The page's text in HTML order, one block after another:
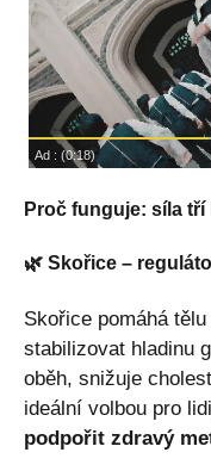
Proč funguje: síla
🌿 Skořice –
Skořice pomáhá
stabilizovat hladinu
oběh, snižuje
ideální volbou pro
podpořit zdravý